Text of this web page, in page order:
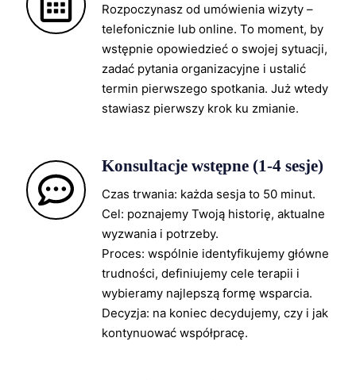
Rozpoczynasz od umówienia wizyty –
telefonicznie lub online. To moment, by
wstępnie opowiedzieć o swojej sytuacji,
zadać pytania organizacyjne i ustalić
termin pierwszego spotkania. Już wtedy
stawiasz pierwszy krok ku zmianie.
Konsultacje wstępne (1-4 sesje)
Czas trwania: każda sesja to 50 minut.
Cel: poznajemy Twoją historię, aktualne
wyzwania i potrzeby.
Proces: wspólnie identyfikujemy główne
trudności, definiujemy cele terapii i
wybieramy najlepszą formę wsparcia.
Decyzja: na koniec decydujemy, czy i jak
kontynuować współpracę.